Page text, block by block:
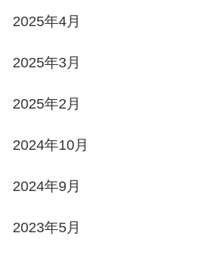
2025年4月
2025年3月
2025年2月
2024年10月
2024年9月
2023年5月